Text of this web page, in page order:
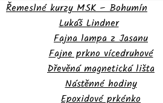
Řemeslné kurzy MSK – Bohumín
Lukáš Lindner
Fajna lampa z Jasanu
Fajne prkno vícedruhové
Dřevěná magnetická lišta
Nástěnné hodiny
Epoxidové prkénko